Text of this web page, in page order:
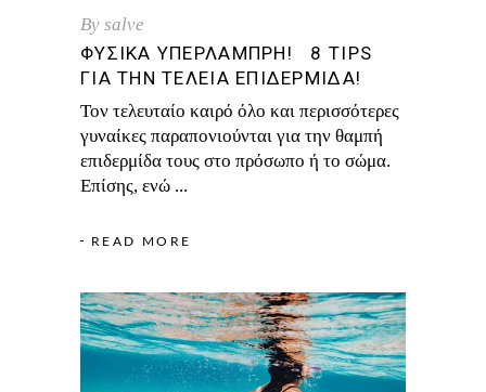
By salve
ΦΥΣΙΚΆ ΥΠΕΡΛΆΜΠΡΗ! 8 TIPS
ΓΙΑ ΤΗΝ ΤΈΛΕΙΑ ΕΠΙΔΕΡΜΊΔΑ!
Τον τελευταίο καιρό όλο και περισσότερες
γυναίκες παραπονιούνται για την θαμπή
επιδερμίδα τους στο πρόσωπο ή το σώμα.
Επίσης, ενώ
READ MORE